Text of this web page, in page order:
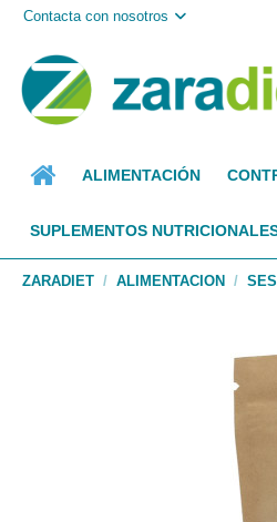
Contacta con nosotros
ALIMENTACIÓN
SUPLEMENTOS
ZARADIET ALIMENTACION